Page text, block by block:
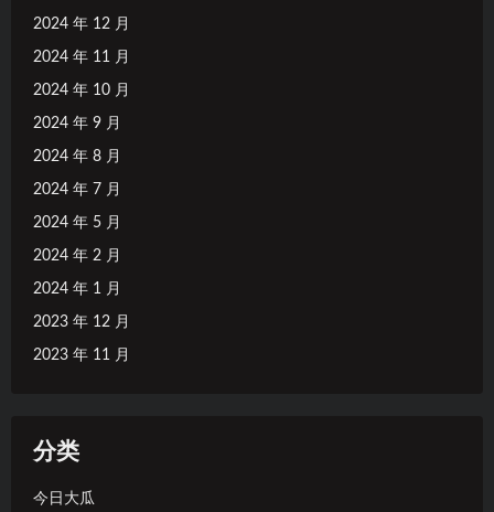
2024 年 12 月
2024 年 11 月
2024 年 10 月
2024 年 9 月
2024 年 8 月
2024 年 7 月
2024 年 5 月
2024 年 2 月
2024 年 1 月
2023 年 12 月
2023 年 11 月
分类
今日大瓜